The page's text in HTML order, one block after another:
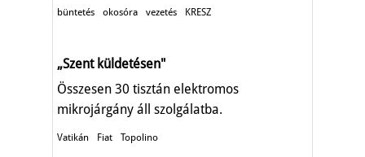
büntetés okosóra vezetés KRESZ
„Szent küldetésen"
Összesen 30 tisztán elektromos
mikrojárgány áll szolgálatba.
Vatikán Fiat Topolino